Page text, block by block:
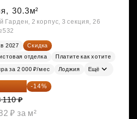
30.3м²
Гарден, 2 корпус, 3 секция, 26
2027
Скидка
отделка
Платите как хотите
за 2 000 ₽/мес Лоджия Ещё
275 ₽ -14%
110 ₽
₽ за м²